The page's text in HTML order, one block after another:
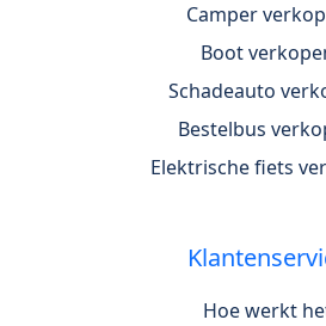
Camper
Boot
Schadeauto
Bestelbus
Elektrische fiets
Hoe werkt